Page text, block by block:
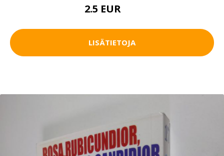
2.5 EUR
LISÄTIETOJA